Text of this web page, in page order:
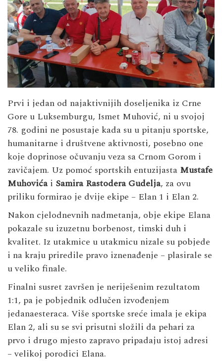
Prvi i jedan od najaktivnijih doseljenika iz Crne
Gore u Luksemburgu, Ismet Muhović, ni u svojoj
78. godini ne posustaje kada su u pitanju sportske,
humanitarne i društvene aktivnosti, posebno one
koje doprinose očuvanju veza sa Crnom Gorom i
zavičajem. Uz pomoć sportskih entuzijasta Mustafe
Muhovićai Samira Rastodera Gudelja, za ovu
priliku formirao je dvije ekipe – Elan 1 i Elan 2.
Nakon cjelodnevnih nadmetanja, obje ekipe Elana
pokazale su izuzetnu borbenost, timski duh i
kvalitet. Iz utakmice u utakmicu nizale su pobjede
i na kraju priredile pravo iznenađenje – plasirale se
u veliko finale.
Finalni susret završen je neriješenim rezultatom
1:1, pa je pobjednik odlučen izvođenjem
jedanaesteraca. Više sportske sreće imala je ekipa
Elan 2, ali su se svi prisutni složili da pehari za
prvo i drugo mjesto zapravo pripadaju istoj adresi
– velikoj porodici Elana.